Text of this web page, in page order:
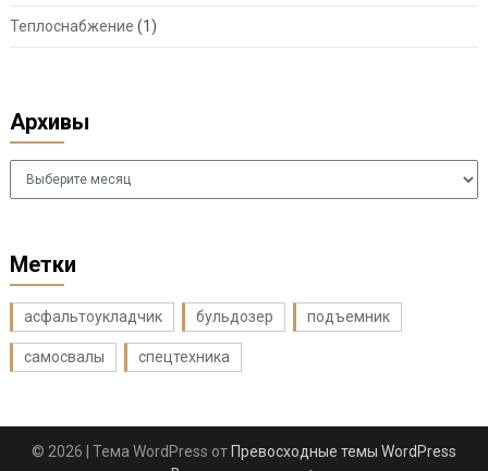
Теплоснабжение (1)
Архивы
Архивы
Метки
асфальтоукладчик бульдозер подъемник
самосвалы спецтехника
© 2026 | Тема WordPress от Превосходные темы WordPress